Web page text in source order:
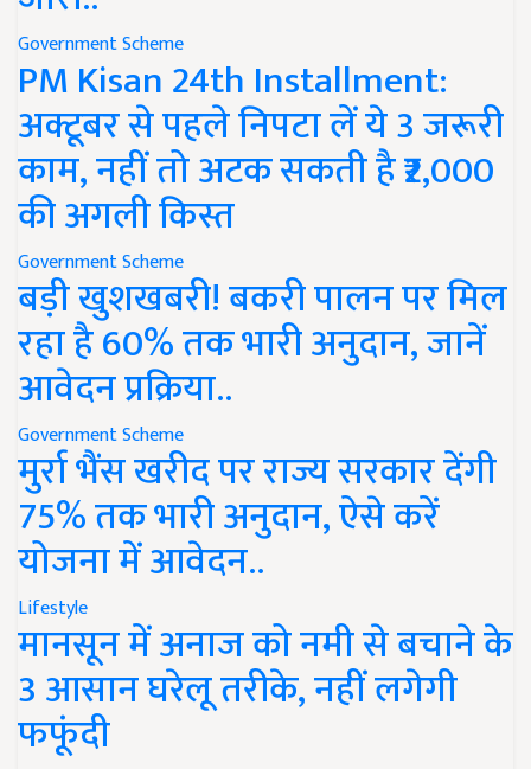
Government Scheme
PM Kisan 24th Installment:
अक्टूबर से पहले निपटा लें ये 3 जरूरी
काम, नहीं तो अटक सकती है ₹2,000
की अगली किस्त
Government Scheme
बड़ी खुशखबरी! बकरी पालन पर मिल
रहा है 60% तक भारी अनुदान, जानें
आवेदन प्रक्रिया..
Government Scheme
मुर्रा भैंस खरीद पर राज्य सरकार देंगी
75% तक भारी अनुदान, ऐसे करें
योजना में आवेदन..
Lifestyle
मानसून में अनाज को नमी से बचाने के
3 आसान घरेलू तरीके, नहीं लगेगी
फफूंदी